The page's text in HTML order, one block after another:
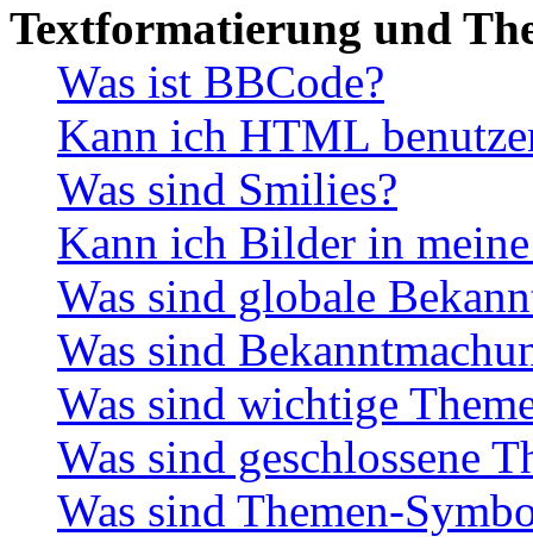
Textformatierung und
Was ist BBCode?
Kann ich HTML
Was sind Smilies?
Kann ich Bilder in
Was sind globale
Was sind
Was sind wichtige
Was sind geschlossene
Was sind Themen-